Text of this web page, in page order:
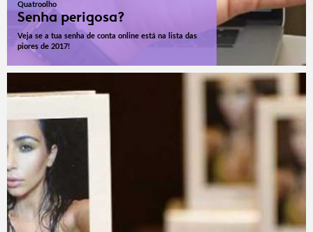
Quatroolho
Senha perigosa?
Veja se a tua senha de conta online está na lista das
piores de 2017!